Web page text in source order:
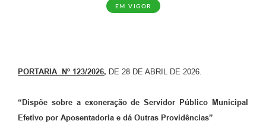
EM VIGOR
PORTARIA Nº 123/2026, DE 28 DE ABRIL DE 2026.
“Dispõe sobre a exoneração de Servidor Público Municipal
Efetivo por Aposentadoria e dá Outras Providências”